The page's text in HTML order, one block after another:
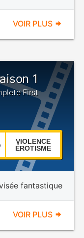
VOIR PLUS
1
First
VIOLENCE
ÉROTISME
fantastique
VOIR PLUS